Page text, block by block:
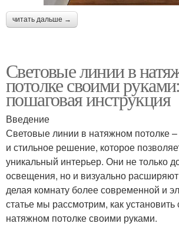
читать дальше →
Световые линии в
потолке своими
пошаговая инструкция
Введение
Световые линии в натяжном потолке
и стильное решение, которое
уникальный интерьер. Они не только
освещения, но и визуально расширяют
делая комнату более современной и
статье мы рассмотрим, как
натяжном потолке своими руками.